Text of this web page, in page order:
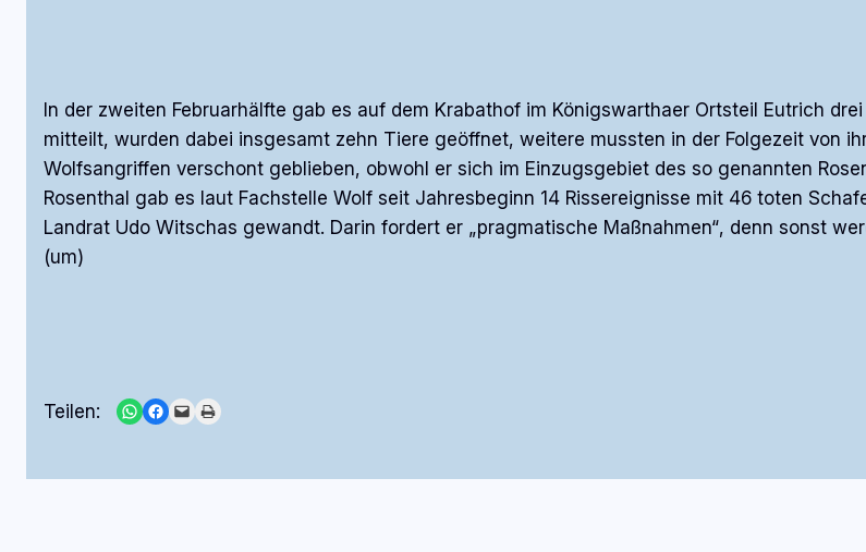
In der zweiten Februarhälfte gab es auf dem Krabathof im Königswarthaer Ortsteil Eutrich
mitteilt, wurden dabei insgesamt zehn Tiere geöffnet, weitere mussten in der Folgezeit von
Wolfsangriffen verschont geblieben, obwohl er sich im Einzugsgebiet des so genannten
Rosenthal gab es laut Fachstelle Wolf seit Jahresbeginn 14 Rissereignisse mit 46 toten
Landrat Udo Witschas gewandt. Darin fordert er „pragmatische Maßnahmen“, denn sonst
(um)
Teilen: Share on WhatsApp
Share on Facebook
Email this PagePrint this Page